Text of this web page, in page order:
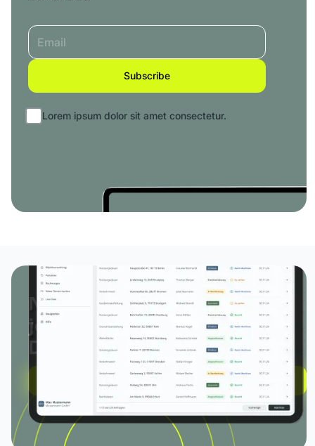
Lorem ipsum dolor sit amet consectetur.
Nutzen Sie Evalion für
jegliche Gutachten &
Dokumente
Jetzt registrieren